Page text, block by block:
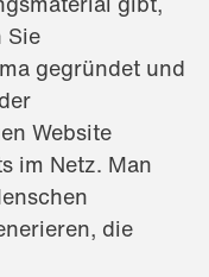
Sie
gegründet und
Website
im Netz. Man
die